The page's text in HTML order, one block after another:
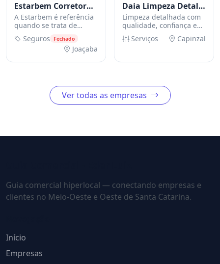
Estarbem Corretora de Seguros
A Estarbem é referência
quando se trata de
confiança, proximidade e
credibilidade no
mercado de Seguros.
Seguros Fechado
Joaçaba
Daia Limpeza Detalhada
Limpeza detalhada com
qualidade, confiança e
excelência em cada
atendimento.”
Serviços Capinzal
Ver todas as empresas
Guia comercial hiperlocal — conectando empresas e
clientes no Meio-Oeste e Oeste de Santa Catarina.
Início
Empresas